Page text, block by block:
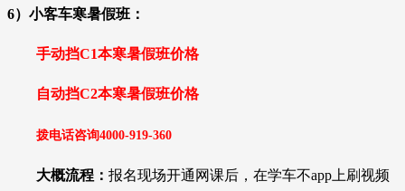
6） 小客车寒暑假班：
手动挡C1本寒暑假班价格
自动挡C2本寒暑假班价格
拨电话咨询4000-919-360
大概流程： 报名现场开通网课后，在学车不app上刷视频